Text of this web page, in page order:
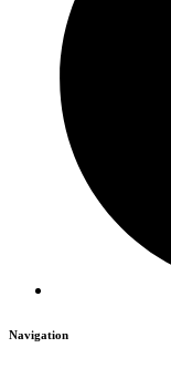
Navigation